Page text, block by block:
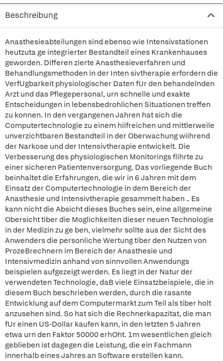
Beschreibung
Anasthesieabteilungen sind ebenso wie Intensivstationen
heutzuta ge integrierter Bestandteil eines Krankenhauses
geworden. Differen zierte Anasthesieverfahren und
Behandlungsmethoden in der Inten sivtherapie erfordern die
VerfUgbarkeit physiologischer Daten fUr den behandelnden
Arzt und das Pflegepersonal, urn schnelle und exakte
Entscheidungen in lebensbedrohlichen Situationen treffen
zu konnen. In den vergangenen Jahren hat sich die
Computertechnologie zu einem hilfreichen und mittlerweile
unverzichtbaren Bestandteil in der Oberwachung wiihrend
der Narkose und der Intensivtherapie entwickelt. Die
Verbesserung des physiologischen Monitorings flihrte zu
einer sicheren Patientenversorgung. Das vorliegende Buch
beinhaltet die Erfahrungen, die wir in 6 Jahren mit dem
Einsatz der Computertechnologie in dem Bereich der
Anasthesie und Intensivtherapie gesammelt haben .. Es
kann nicht die Absicht dieses Buches sein, eine allgemeine
Obersicht tiber die Moglichkeiten dieser neuen Technologie
in der Medizin zu ge ben, vielmehr sollte aus der Sicht des
Anwenders die personliche Wertung tiber den Nutzen von
ProzeBrechnern im Bereich der Anasthesie und
Intensivmedizin anhand von sinnvollen Anwendungs
beispielen aufgezeigt werden. Es liegt in der Natur der
verwendeten Technologie, daB viele Einsatzbeispiele, die in
diesem Buch beschrieben werden, durch die rasante
Entwicklung auf dem Computermarkt zum Teil als tiber holt
anzusehen sind. So hat sich die Rechnerkapazitat, die man
fUr einen US-Dollar kaufen kann, in den letzten 5 Jahren
etwa urn den Faktor 50000 erhOht. 1m wesentlichen gleich
geblieben ist dagegen die Leistung, die ein Fachmann
innerhalb eines Jahres an Software erstellen kann.